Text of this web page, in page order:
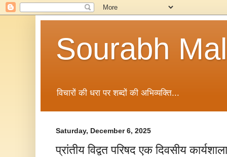
Sourabh
विचारों की धरा पर शब्दों की अभिव्यक्ति...
Saturday, December 6, 2025
प्रांतीय विद्वत परिषद एक दिवसीय